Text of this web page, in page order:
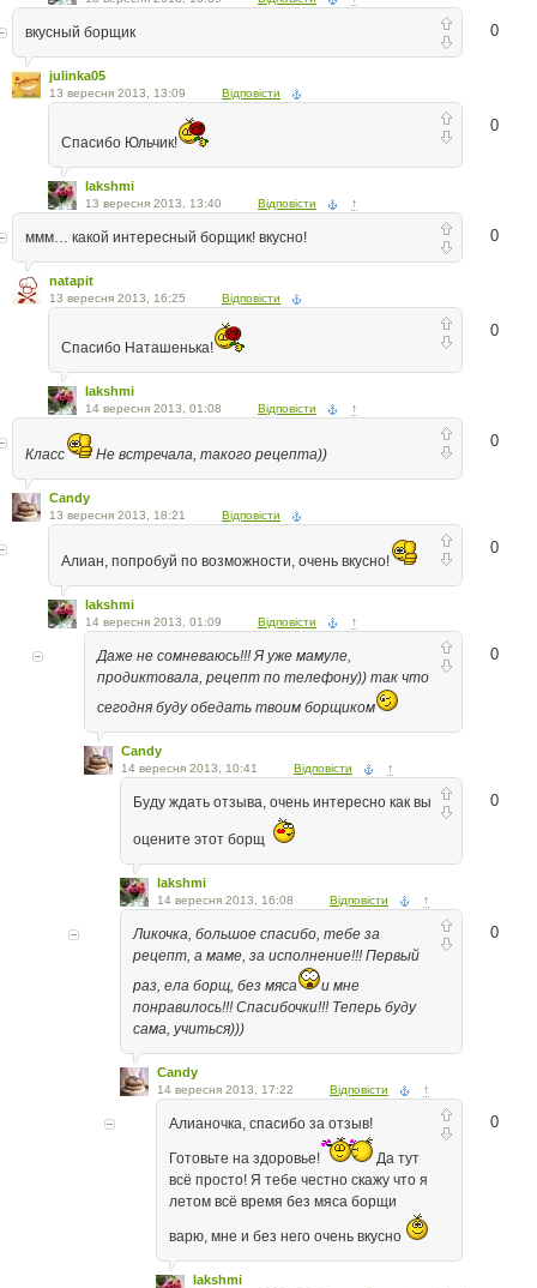
0
вкусный борщик
julinka05
13 вересня 2013, 13:09 Відповісти
0
Спасибо Юльчик!
lakshmi
13 вересня 2013, 13:40 Відповісти ↑
0
ммм… какой интересный борщик! вкусно!
natapit
13 вересня 2013, 16:25 Відповісти
0
Спасибо Наташенька!
lakshmi
14 вересня 2013, 01:08 Відповісти ↑
0
Класс Не встречала, такого рецепта))
Candy
13 вересня 2013, 18:21 Відповісти
0
Алиан, попробуй по возможности, очень вкусно!
lakshmi
14 вересня 2013, 01:09 Відповісти ↑
0
Даже не сомневаюсь!!! Я уже мамуле,
продиктовала, рецепт по телефону)) так что
сегодня буду обедать твоим борщиком
Candy
14 вересня 2013, 10:41 Відповісти ↑
0
Буду ждать отзыва, очень интересно как вы
оцените этот борщ
lakshmi
14 вересня 2013, 16:08 Відповісти ↑
0
Ликочка, большое спасибо, тебе за
рецепт, а маме, за исполнение!!! Первый
раз, ела борщ, без мяса
и мне
понравилось!!! Спасибочки!!! Теперь буду
сама, учиться)))
Candy
14 вересня 2013, 17:22 Відповісти ↑
0
Алианочка, спасибо за отзыв!
Готовьте на здоровье!
Да тут
всё просто! Я тебе честно скажу что я
летом всё время без мяса борщи
варю, мне и без него очень вкусно
lakshmi